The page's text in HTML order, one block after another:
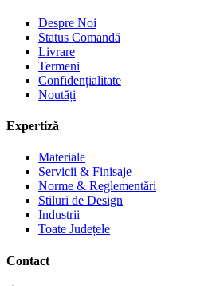
Despre Noi
Status Comandă
Livrare
Termeni
Confidențialitate
Noutăți
Expertiză
Materiale
Servicii & Finisaje
Norme & Reglementări
Stiluri de Design
Industrii
Toate Județele
Contact